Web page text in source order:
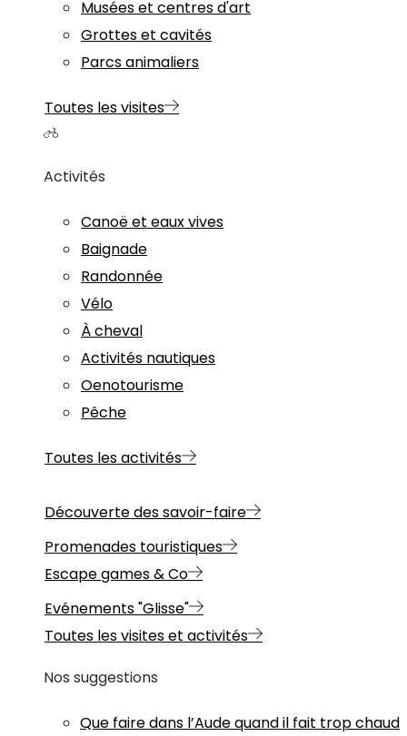
Musées et centres d'art
Grottes et cavités
Parcs animaliers
Toutes les visites
Activités
Canoë et eaux vives
Baignade
Randonnée
Vélo
À cheval
Activités nautiques
Oenotourisme
Pêche
Toutes les activités
Découverte des savoir-faire
Promenades touristiques
Escape games & Co
Evénements "Glisse"
Toutes les visites et activités
Nos suggestions
Que faire dans l’Aude quand il fait trop chaud